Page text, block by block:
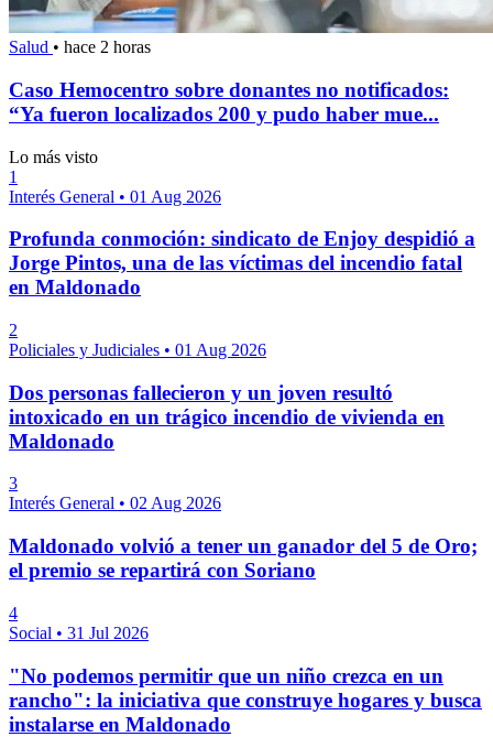
Salud • hace 2 horas
Caso Hemocentro sobre donantes no notificados:
“Ya fueron localizados 200 y pudo haber mue...
Lo más visto
1
Interés General • 01 Aug 2026
Profunda conmoción: sindicato de Enjoy despidió a
Jorge Pintos, una de las víctimas del incendio fatal
en Maldonado
2
Policiales y Judiciales • 01 Aug 2026
Dos personas fallecieron y un joven resultó
intoxicado en un trágico incendio de vivienda en
Maldonado
3
Interés General • 02 Aug 2026
Maldonado volvió a tener un ganador del 5 de Oro;
el premio se repartirá con Soriano
4
Social • 31 Jul 2026
"No podemos permitir que un niño crezca en un
rancho": la iniciativa que construye hogares y busca
instalarse en Maldonado